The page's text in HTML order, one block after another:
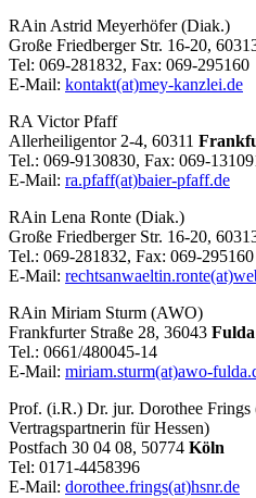
RAin Astrid Meyerhöfer (Diak.)
Große Friedberger Str. 16-20,
Tel: 069-281832, Fax: 069-295160
E-Mail: kontakt(at)mey-kanzlei.de
RA Victor Pfaff
Allerheiligentor 2-4, 60311
Tel.: 069-9130830, Fax: 069-
E-Mail: ra.pfaff(at)baier-pfaff.de
RAin Lena Ronte (Diak.)
Große Friedberger Str. 16-20,
Tel.: 069-281832, Fax: 069-295160
E-Mail:
RAin Miriam Sturm (AWO)
Frankfurter Straße 28, 36043 Fulda
Tel.: 0661/480045-14
E-Mail: miriam.sturm(at)awo-
Prof. (i.R.) Dr. jur. Dorothee Frings
Vertragspartnerin für Hessen)
Postfach 30 04 08, 50774 Köln
Tel: 0171-4458396
E-Mail: dorothee.frings(at)hsnr.de